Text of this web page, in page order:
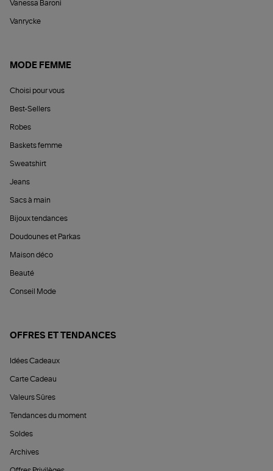
Vanessa Baroni
Vanrycke
MODE FEMME
Choisi pour vous
Best-Sellers
Robes
Baskets femme
Sweatshirt
Jeans
Sacs à main
Bijoux tendances
Doudounes et Parkas
Maison déco
Beauté
Conseil Mode
OFFRES ET TENDANCES
Idées Cadeaux
Carte Cadeau
Valeurs Sûres
Tendances du moment
Soldes
Archives